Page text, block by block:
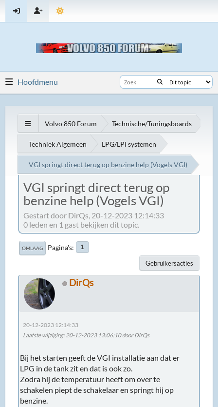
Hoofdmenu
Volvo 850 Forum Technische/Tuningsboards
Techniek Algemeen LPG/LPi systemen
VGI springt direct terug op benzine help (Vogels VGI)
VGI springt direct terug op
benzine help (Vogels VGI)
Gestart door DirQs, 20-12-2023 12:14:33
0 leden en 1 gast bekijken dit topic.
OMLAAG Pagina's 1
Gebruikersacties
DirQs
20-12-2023 12:14:33
Laatste wijziging: 20-12-2023 13:06:10 door DirQs
Bij het starten geeft de VGI installatie aan dat er
LPG in de tank zit en dat is ook zo.
Zodra hij de temperatuur heeft om over te
schakelen piept de schakelaar en springt hij op
benzine.